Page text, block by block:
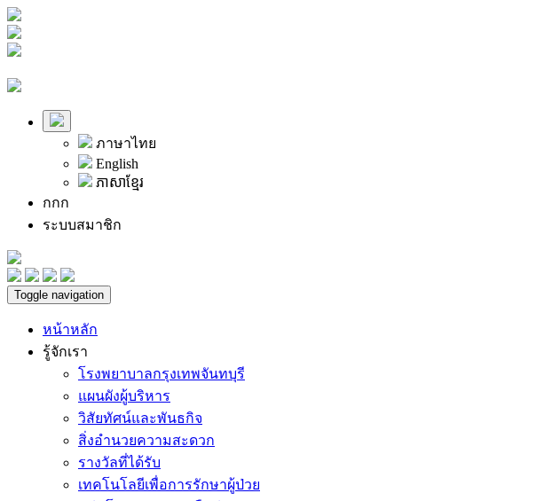
ภาษาไทย
English
ភាសាខ្មែរ
กกก
ระบบสมาชิก
Toggle navigation
หน้าหลัก
รู้จักเรา
โรงพยาบาลกรุงเทพจันทบุรี
แผนผังผู้บริหาร
วิสัยทัศน์และพันธกิจ
สิ่งอำนวยความสะดวก
รางวัลที่ได้รับ
เทคโนโลยีเพื่อการรักษาผู้ป่วย